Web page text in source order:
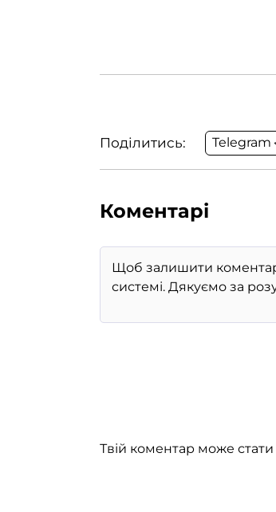
Поділитись: Telegram
Коментарі
Твій коментар може